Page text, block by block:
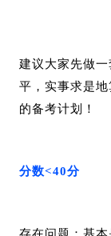
建议大家先做
平，实事求是
的备考计划！
分数<40分